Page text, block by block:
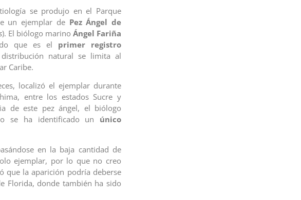
se produjo en el Parque
un ejemplar de Pez Ángel de
). El biólogo marino Ángel Fariña
que es el primer registro
natural se limita al
Caribe.
localizó el ejemplar durante
entre los estados Sucre y
de este pez ángel, el biólogo
se ha identificado un único
en la baja cantidad de
ejemplar, por lo que no creo
que la aparición podría deberse
Florida, donde también ha sido